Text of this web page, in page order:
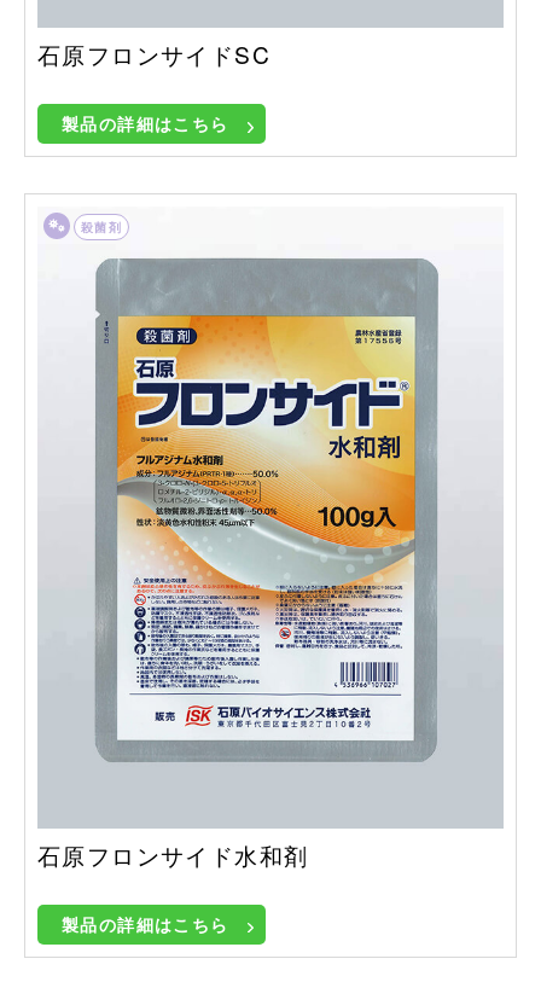
石原フロンサイドSC
製品の詳細はこちら
殺菌剤
石原フロンサイド水和剤
製品の詳細はこちら